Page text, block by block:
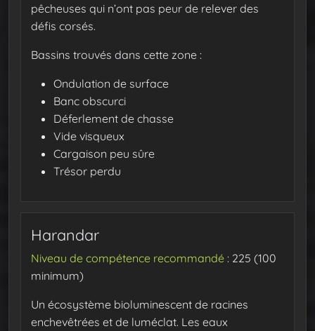
pêcheuses qui n’ont pas peur de relever des
défis corsés.
Bassins trouvés dans cette zone :
Ondulation de surface
Banc obscurci
Déferlement de chasse
Vide visqueux
Cargaison peu sûre
Trésor perdu
Harandar
Niveau de compétence recommandé : 225 (100
minimum)
Un écosystème bioluminescent de racines
enchevêtrées et de luméclat. Les eaux